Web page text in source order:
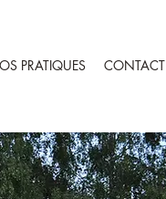
PRATIQUES CONTACT